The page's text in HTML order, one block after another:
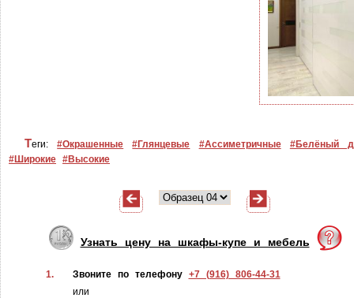
Теги:#Окрашенные #Глянцевые #Ассиметричные
#Белёный
#Широкие #Высокие
Узнать цену на шкафы-купе и мебель
1. Звоните по телефону +7 (916) 806-44-31
или